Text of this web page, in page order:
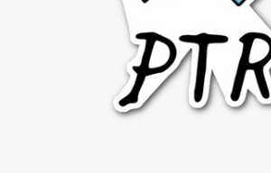
Venda en todas partes
Venda lo que sea
15,99 US$